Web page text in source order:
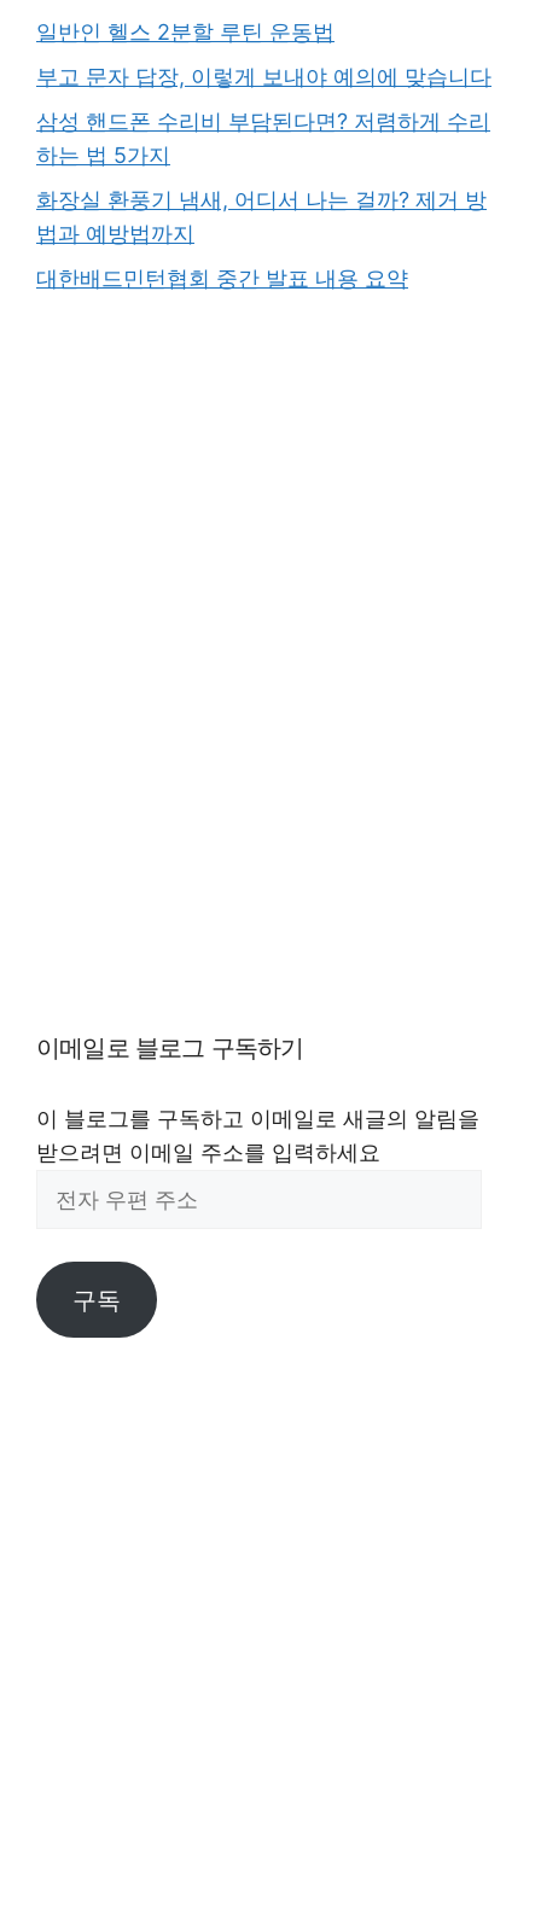
일반인 헬스 2분할 루틴 운동법
부고 문자 답장, 이렇게 보내야 예의에 맞습니다
삼성 핸드폰 수리비 부담된다면? 저렴하게 수리
하는 법 5가지
화장실 환풍기 냄새, 어디서 나는 걸까? 제거 방
법과 예방법까지
대한배드민턴협회 중간 발표 내용 요약
이메일로 블로그 구독하기
이 블로그를 구독하고 이메일로 새글의 알림을
받으려면 이메일 주소를 입력하세요
편
주
구독